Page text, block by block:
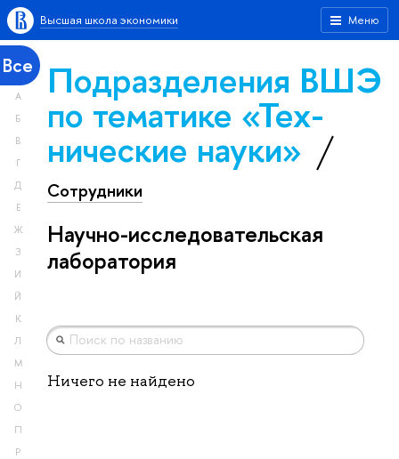
Меню
Высшая школа экономики
Все
А
Б
В
Г
Д
Е
Ж
З
И
Й
К
Л
М
Н
О
П
Р
Подразделения ВШЭ
по тематике «Тех­
ничес­кие науки»
Сотрудники
Научно-исследовательская
лаборатория
Ничего не найдено